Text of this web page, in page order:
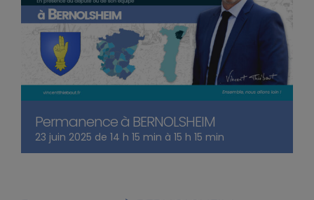
Permanence à BERNOLSHEIM
23 juin 2025 de 14 h 15 min à 15 h 15 min